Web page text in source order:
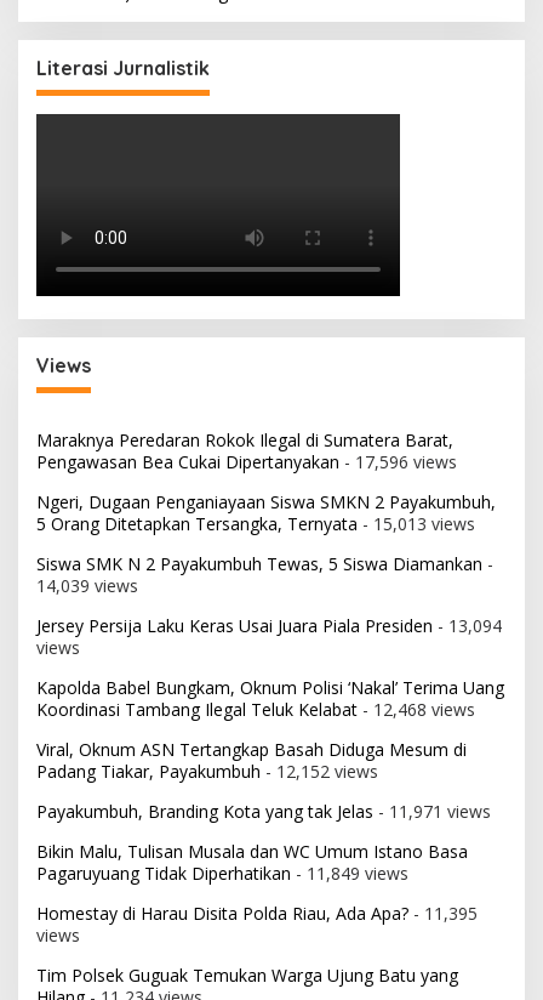
Literasi Jurnalistik
Views
Maraknya Peredaran Rokok Ilegal di Sumatera Barat,
Pengawasan Bea Cukai Dipertanyakan - 17,596 views
Ngeri, Dugaan Penganiayaan Siswa SMKN 2 Payakumbuh,
5 Orang Ditetapkan Tersangka, Ternyata - 15,013 views
Siswa SMK N 2 Payakumbuh Tewas, 5 Siswa Diamankan -
14,039 views
Jersey Persija Laku Keras Usai Juara Piala Presiden - 13,094
views
Kapolda Babel Bungkam, Oknum Polisi ‘Nakal’ Terima Uang
Koordinasi Tambang Ilegal Teluk Kelabat - 12,468 views
Viral, Oknum ASN Tertangkap Basah Diduga Mesum di
Padang Tiakar, Payakumbuh - 12,152 views
Payakumbuh, Branding Kota yang tak Jelas - 11,971 views
Bikin Malu, Tulisan Musala dan WC Umum Istano Basa
Pagaruyuang Tidak Diperhatikan - 11,849 views
Homestay di Harau Disita Polda Riau, Ada Apa? - 11,395
views
Tim Polsek Guguak Temukan Warga Ujung Batu yang